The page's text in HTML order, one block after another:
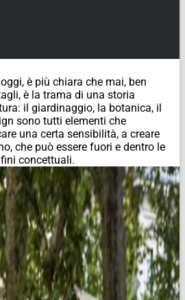
è più chiara che mai, ben
è la trama di una storia
il giardinaggio, la botanica, il
sono tutti elementi che
una certa sensibilità, a creare
che può essere fuori e dentro le
concettuali.